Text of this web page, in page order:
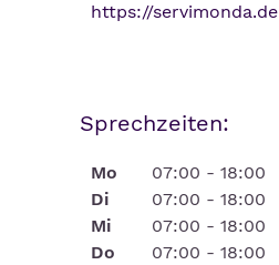
https://servimonda.de
Sprechzeiten:
Mo
07:00 - 18:00
Di
07:00 - 18:00
Mi
07:00 - 18:00
Do
07:00 - 18:00